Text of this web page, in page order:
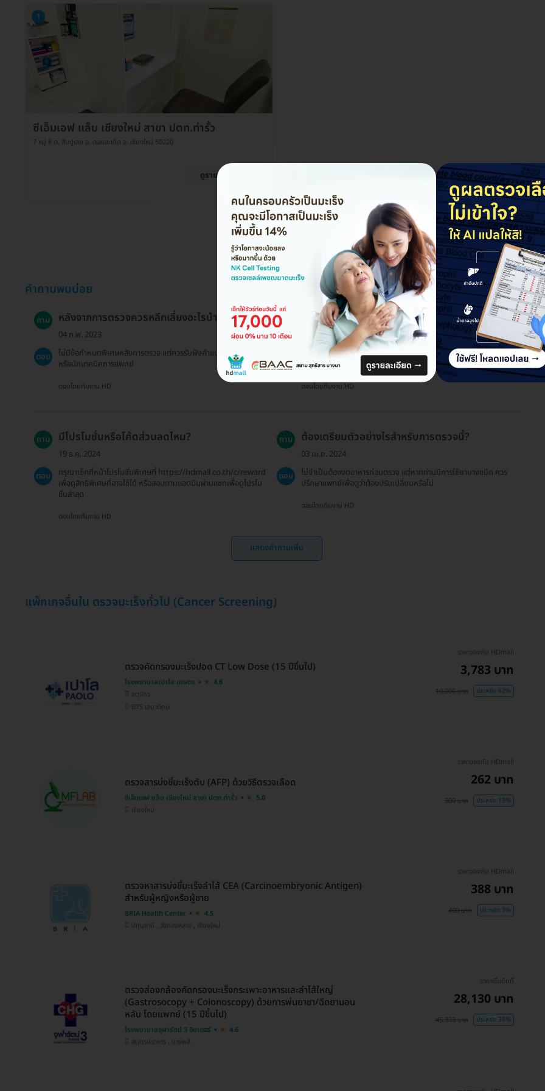
1
ซีเอ็มเอฟ แล็บ เชียงใหม่ สาขา ปตท.ท่ารั้ว
7 หมู่ 8 ต. สันปูเลย อ. ดอยสะเก็ด จ. เชียงใหม่ 50220
ดูรายละเอียด
คำถามพบบ่อย
ถาม หลังจากการตรวจควรหลีกเลี่ยงอะไรบ้าง?
04 ก.พ. 2023
ตอบ
ไม่มีข้อกำหนดพิเศษหลังการตรวจ แต่ควรรับฟังคำแนะนำจากแพทย์
หรือนักเทคนิคการแพทย์
ตอบโดยทีมงาน HD
ถาม ใช้สิทธิประกันสังคมในการตรวจได้ไหม?
19 ธ.ค. 2024
ขออภัยค่ะ แพ็กเกจบน HDmall ไม่เข้าร่วมสิทธิประกันสังคม ยกเว้น
แพ็กเกจขูดหินปูน
ตอบโดยทีมงาน HD
ถาม มีโปรโมชั่นหรือโค้ดส่วนลดไหม?
19 ธ.ค. 2024
ตอบ
กรุณาเช็คที่หน้าโปรโมชั่นพิเศษที่ https://hdmall.co.th/c/reward
เพื่อดูสิทธิพิเศษที่อาจใช้ได้ หรือสอบถามแอดมินผ่านแชทเพื่อดูโปรโม
ชั่นล่าสุด
ตอบโดยทีมงาน HD
ถาม ต้องเตรียมตัวอย่างไรสำหรับการตรวจนี้?
03 เม.ย. 2024
ตอบ
ไม่จำเป็นต้องงดอาหารก่อนตรวจ แต่หากท่านมีการใช้ยาบางชนิด ควร
ปรึกษาแพทย์เพื่อดูว่าต้องปรับเปลี่ยนหรือไม่
ตอบโดยทีมงาน HD
แสดงคำถามเพิ่ม
แพ็กเกจอื่นใน ตรวจมะเร็งทั่วไป (Cancer Screening)
ตรวจคัดกรองมะเร็งปอด CT Low Dose (15 ปีขึ้นไป)
โรงพยาบาลเปาโล เกษตร
4.6
จตุจักร
BTS เสนานิคม
ราคาจองกับ HDmall
3,783 บาท
10,000 บาท ประหยัด 62%
ตรวจสารบ่งชี้มะเร็งตับ (AFP) ด้วยวิธีตรวจเลือด
ซีเอ็มเอฟ แล็บ เชียงใหม่ สาขา ปตท.ท่ารั้ว
5.0
เชียงใหม่
ราคาจองกับ HDmall
262 บาท
300 บาท ประหยัด 13%
ตรวจหาสารบ่งชี้มะเร็งลำไส้ CEA (Carcinoembryonic Antigen)
สำหรับผู้หญิงหรือผู้ชาย
BRIA Health Center
4.5
ปทุมธานี , วังทองหลาง , เชียงใหม่
ราคาจองกับ HDmall
388 บาท
400 บาท ประหยัด 3%
ตรวจส่องกล้องคัดกรองมะเร็งกระเพาะอาหารและลำไส้ใหญ่
(Gastrosocopy + Colonoscopy) ด้วยการพ่นยาชา/ฉีดยานอน
หลับ โดยแพทย์ (15 ปีขึ้นไป)
โรงพยาบาลจุฬารัตน์ 3 อินเตอร์
4.6
สมุทรปราการ , บางพลี
ราคาเริ่มต้นที่
28,130 บาท
45,333 บาท ประหยัด 38%